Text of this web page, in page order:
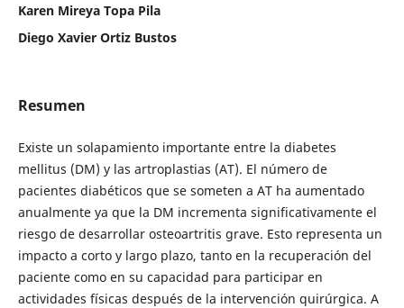
Karen Mireya Topa Pila
Diego Xavier Ortiz Bustos
Resumen
Existe un solapamiento importante entre la diabetes
mellitus (DM) y las artroplastias (AT). El número de
pacientes diabéticos que se someten a AT ha aumentado
anualmente ya que la DM incrementa significativamente el
riesgo de desarrollar osteoartritis grave. Esto representa un
impacto a corto y largo plazo, tanto en la recuperación del
paciente como en su capacidad para participar en
actividades físicas después de la intervención quirúrgica. A